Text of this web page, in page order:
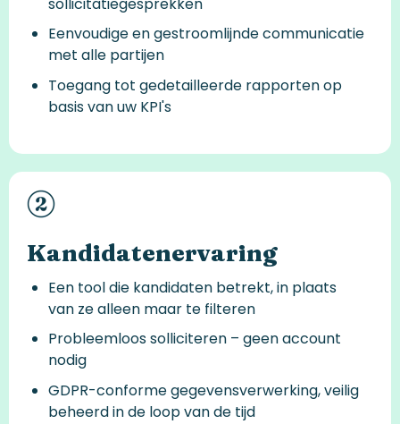
Eenvoudige en gestroomlijnde communicatie
met alle partijen
Toegang tot gedetailleerde rapporten op
basis van uw KPI's
Kandidatenervaring
Een tool die kandidaten betrekt, in plaats
van ze alleen maar te filteren
Probleemloos solliciteren – geen account
nodig
GDPR-conforme gegevensverwerking, veilig
beheerd in de loop van de tijd